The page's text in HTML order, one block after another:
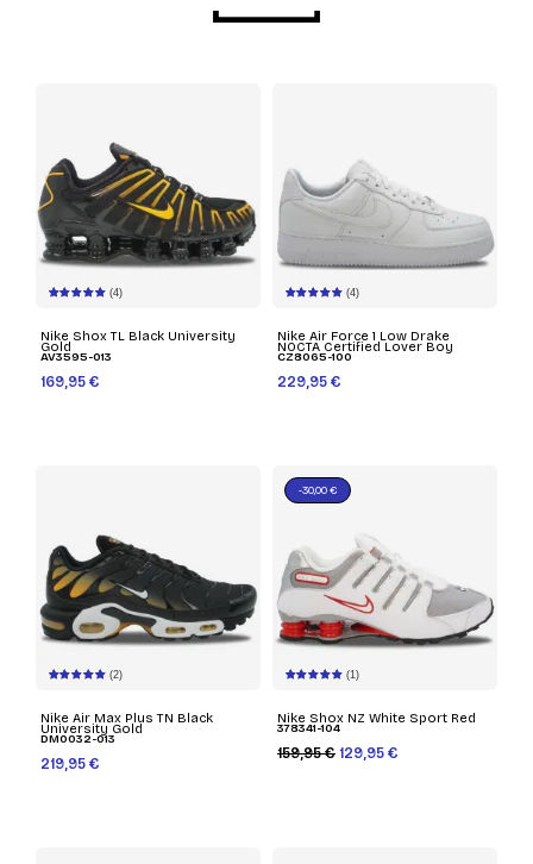
(4)
Nike Shox TL Black University
Gold
AV3595-013
169,95 €
(4)
Nike Air Force 1 Low Drake
NOCTA Certified Lover Boy
CZ8065-100
229,95 €
(2)
Nike Air Max Plus TN Black
University Gold
DM0032-013
219,95 €
(1)
Nike Shox NZ White Sport Red
378341-104
159,95 € 129,95 €
-30,00 €